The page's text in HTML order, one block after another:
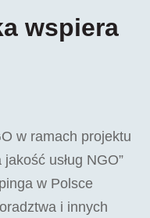
wspiera
w ramach projektu
usług NGO”
w Polsce
i innych